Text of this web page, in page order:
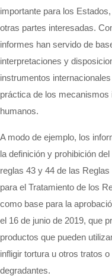
importante para los
otras partes interesadas.
informes han servido de
interpretaciones y
instrumentos
práctica de los
humanos.
A modo de ejemplo, los
la definición y prohibición del
reglas 43 y 44 de las
para el Tratamiento de los
como base para la
el 16 de junio de 2019, que
productos que pueden
infligir tortura u otros tratos
degradantes.